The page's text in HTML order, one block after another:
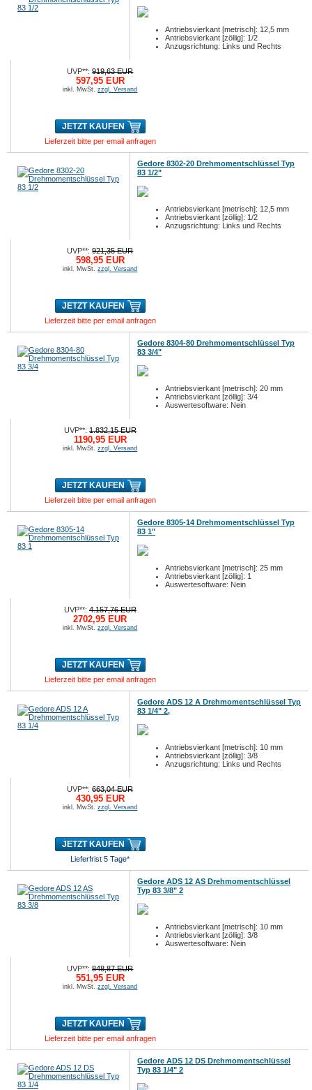
Antriebsvierkant [metrisch]: 12,5 mm
Antriebsvierkant [zöllig]: 1/2
Anzugsrichtung: Links und Rechts
UVP**:919,63 EUR
597,95 EUR
inkl. MwSt.zzgl. Versand
JETZT KAUFEN
Lieferzeit bitte per email anfragen
Gedore 8302-20 Drehmomentschlüssel Typ
83 1/2"
Antriebsvierkant [metrisch]: 12,5 mm
Antriebsvierkant [zöllig]: 1/2
Anzugsrichtung: Links und Rechts
UVP**:921,35 EUR
598,95 EUR
inkl. MwSt.zzgl. Versand
JETZT KAUFEN
Lieferzeit bitte per email anfragen
Gedore 8304-80 Drehmomentschlüssel Typ
83 3/4"
Antriebsvierkant [metrisch]: 20 mm
Antriebsvierkant [zöllig]: 3/4
Auswertesoftware: Nein
UVP**:1.832,15 EUR
1190,95 EUR
inkl. MwSt.zzgl. Versand
JETZT KAUFEN
Lieferzeit bitte per email anfragen
Gedore 8305-14 Drehmomentschlüssel Typ
83 1"
Antriebsvierkant [metrisch]: 25 mm
Antriebsvierkant [zöllig]: 1
Auswertesoftware: Nein
UVP**:4.157,76 EUR
2702,95 EUR
inkl. MwSt.zzgl. Versand
JETZT KAUFEN
Lieferzeit bitte per email anfragen
Gedore ADS 12 A Drehmomentschlüssel Typ
83 1/4" 2,
Antriebsvierkant [metrisch]: 10 mm
Antriebsvierkant [zöllig]: 3/8
Anzugsrichtung: Links und Rechts
UVP**:663,04 EUR
430,95 EUR
inkl. MwSt.zzgl. Versand
JETZT KAUFEN
Lieferfrist 5 Tage*
Gedore ADS 12 AS Drehmomentschlüssel
Typ 83 3/8" 2
Antriebsvierkant [metrisch]: 10 mm
Antriebsvierkant [zöllig]: 3/8
Auswertesoftware: Nein
UVP**:848,87 EUR
551,95 EUR
inkl. MwSt.zzgl. Versand
JETZT KAUFEN
Lieferzeit bitte per email anfragen
Gedore ADS 12 DS Drehmomentschlüssel
Typ 83 1/4" 2